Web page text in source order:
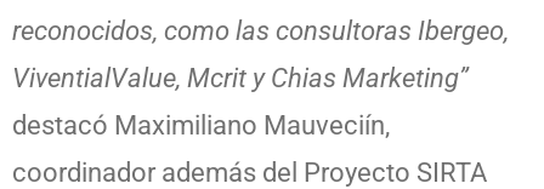
reconocidos, como las consultoras Ibergeo,
ViventialValue, Mcrit y Chias Marketing”
destacó Maximiliano Mauveciín,
coordinador además del Proyecto SIRTA